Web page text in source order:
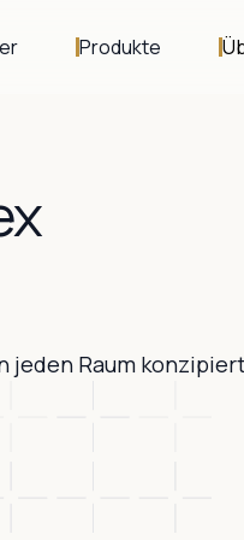
Produkte
jeden Raum